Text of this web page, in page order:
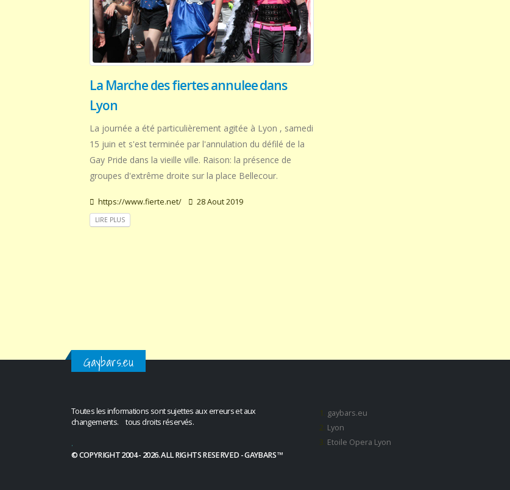
La Marche des fiertes annulee dans
Lyon
La journée a été particulièrement agitée à Lyon , samedi
15 juin et s'est terminée par l'annulation du défilé de la
Gay Pride dans la vieille ville. Raison: la présence de
groupes d'extrême droite sur la place Bellecour.
https://www.fierte.net/ 28 Aout 2019
LIRE PLUS
Gaybars.eu
Toutes les informations sont sujettes aux erreurs et aux
changements. tous droits réservés.
.
© COPYRIGHT 2004 - 2026. ALL RIGHTS RESERVED - GAYBARS ™
gaybars.eu
Lyon
Etoile Opera Lyon